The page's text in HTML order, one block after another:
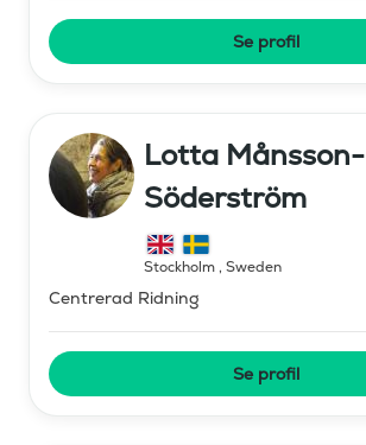
Se profil
Lotta Månsson-
Söderström
Stockholm, Sweden
Centrerad Ridning
Se profil